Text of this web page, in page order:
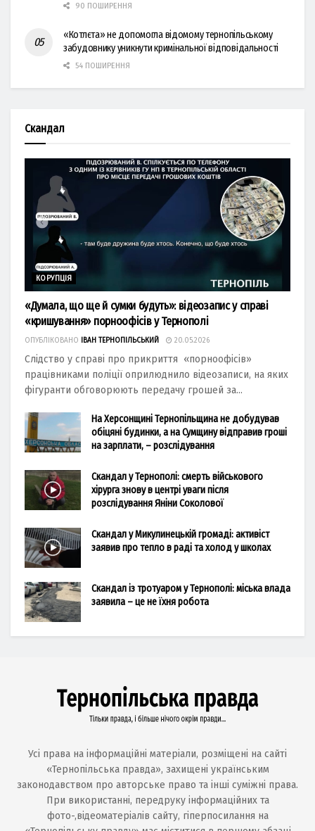
90 ПОШИРЕННЯ
«Котлєта» не допомогла відомому тернопільському
забудовнику уникнути кримінальної відповідальності
54 ПОШИРЕННЯ
Скандал
КОРУПЦІЯ
«Думала, що ще й сумки будуть»: відеозапис у справі
«кришування» порноофісів у Тернополі
ОПУБЛІКОВАНО ІВАН ТЕРНОПІЛЬСЬКИЙ 20.05.2026
Слідство у справі про прикриття «порноофісів»
працівниками поліції оприлюднило відеозаписи, на яких
фігуранти обговорюють передачу грошей за...
На Херсонщині Тернопільщина не добудував
обіцяні будинки, а на Сумщину відправив гроші
на зарплати, – розслідування
Скандал у Тернополі: смерть військового
хірурга знову в центрі уваги після
розслідування Яніни Соколової
Скандал у Микулинецькій громаді: активіст
заявив про тепло в раді та холод у школах
Скандал із тротуаром у Тернополі: міська влада
заявила – це не їхня робота
Усі права на інформаційні матеріали, розміщені на сайті
«Тернопільська правда», захищені українським
законодавством про авторське право та інші суміжні права.
При використанні, передруку інформаційних та
фото-,відеоматеріалів сайту, гіперпосилання на